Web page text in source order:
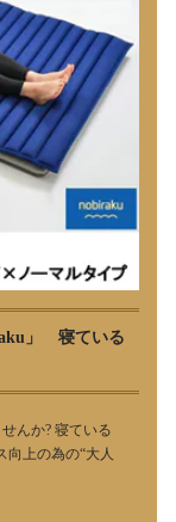
」 寝ている
んか? 寝ている
向上の為の“大人